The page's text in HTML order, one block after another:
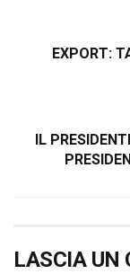
EXPORT:
IL
LASCIA UN